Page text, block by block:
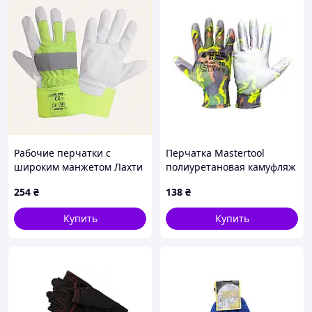
Рабочие перчатки с
широким манжетом Лахти
254 ₴
Купить
Перчатка Mastertool
полиуретановая камуфляж
138 ₴
Купить